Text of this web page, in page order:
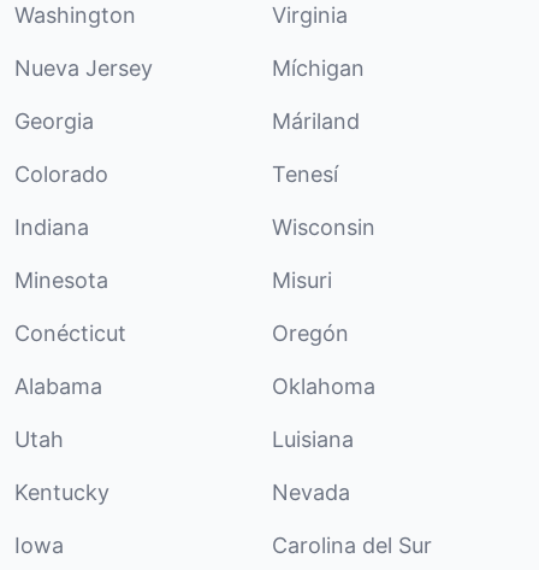
Washington Virginia
Nueva Jersey Míchigan
Georgia Máriland
Colorado Tenesí
Indiana Wisconsin
Minesota Misuri
Conécticut Oregón
Alabama Oklahoma
Utah Luisiana
Kentucky Nevada
Iowa Carolina del Sur